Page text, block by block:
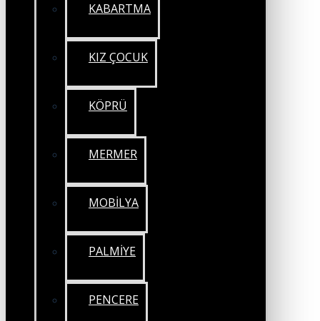
KABARTMA
KIZ ÇOCUK
KÖPRÜ
MERMER
MOBİLYA
PALMİYE
PENCERE